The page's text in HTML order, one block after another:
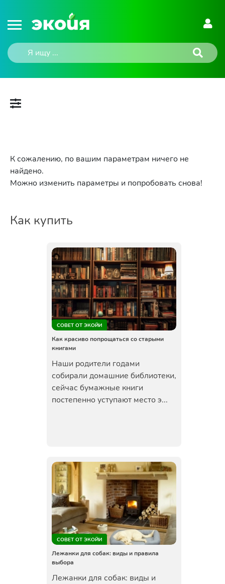
К сожалению, по вашим параметрам ничего не
найдено.
Можно изменить параметры и попробовать снова!
Как купить
СОВЕТ ОТ ЭКОЙИ
Как красиво попрощаться со старыми
книгами
Наши родители годами
собирали домашние библиотеки,
сейчас бумажные книги
постепенно уступают место э...
СОВЕТ ОТ ЭКОЙИ
Лежанки для собак: виды и правила
выбора
Лежанки для собак: виды и